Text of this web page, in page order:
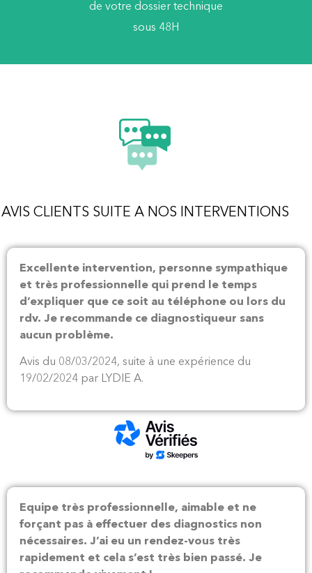
de votre dossier technique
sous 48H
AVIS CLIENTS SUITE A NOS INTERVENTIONS
Excellente intervention, personne sympathique
et très professionnelle qui prend le temps
d’expliquer que ce soit au téléphone ou lors du
rdv. Je recommande ce diagnostiqueur sans
aucun problème.
Avis du 08/03/2024, suite à une expérience du
19/02/2024 par LYDIE A.
Equipe très professionnelle, aimable et ne
forçant pas à effectuer des diagnostics non
nécessaires. J’ai eu un rendez-vous très
rapidement et cela s’est très bien passé. Je